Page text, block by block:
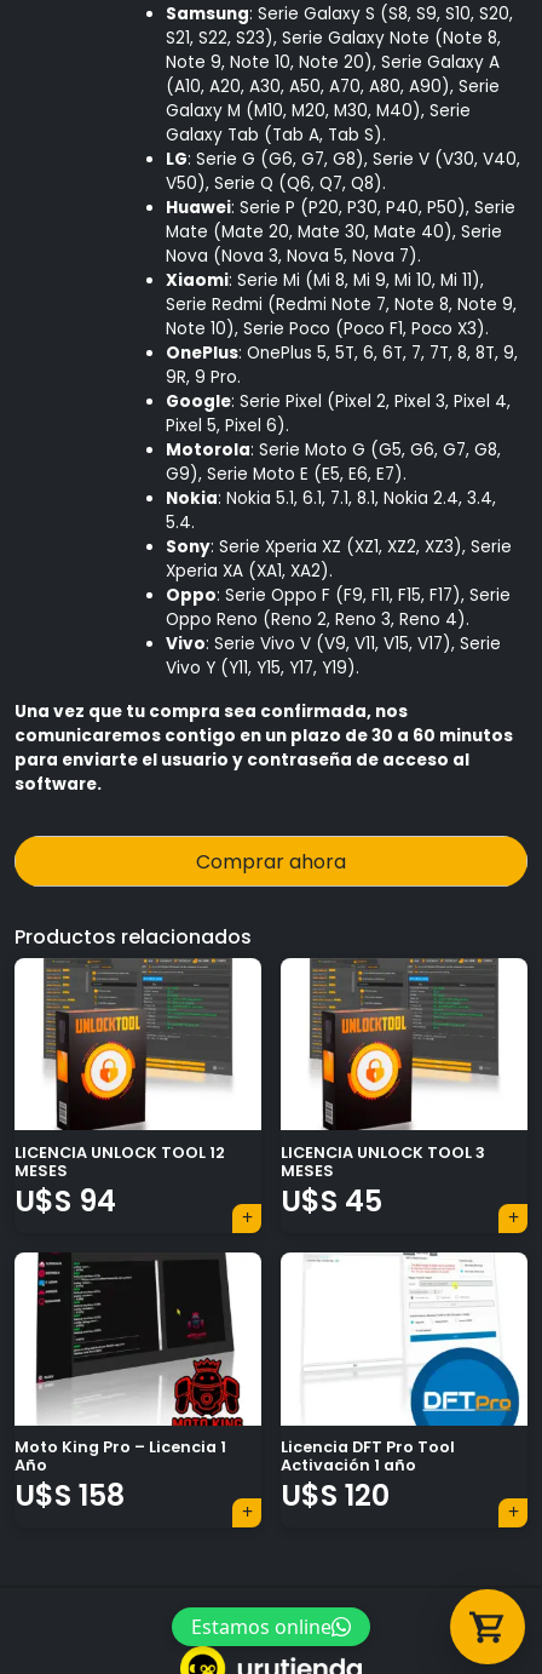
Samsung: Serie Galaxy S (S8, S9, S10, S20,
S21, S22, S23), Serie Galaxy Note (Note 8,
Note 9, Note 10, Note 20), Serie Galaxy A
(A10, A20, A30, A50, A70, A80, A90), Serie
Galaxy M (M10, M20, M30, M40), Serie
Galaxy Tab (Tab A, Tab S).
LG: Serie G (G6, G7, G8), Serie V (V30, V40,
V50), Serie Q (Q6, Q7, Q8).
Huawei: Serie P (P20, P30, P40, P50), Serie
Mate (Mate 20, Mate 30, Mate 40), Serie
Nova (Nova 3, Nova 5, Nova 7).
Xiaomi: Serie Mi (Mi 8, Mi 9, Mi 10, Mi 11),
Serie Redmi (Redmi Note 7, Note 8, Note 9,
Note 10), Serie Poco (Poco F1, Poco X3).
OnePlus: OnePlus 5, 5T, 6, 6T, 7, 7T, 8, 8T, 9,
9R, 9 Pro.
Google: Serie Pixel (Pixel 2, Pixel 3, Pixel 4,
Pixel 5, Pixel 6).
Motorola: Serie Moto G (G5, G6, G7, G8,
G9), Serie Moto E (E5, E6, E7).
Nokia: Nokia 5.1, 6.1, 7.1, 8.1, Nokia 2.4, 3.4,
5.4.
Sony: Serie Xperia XZ (XZ1, XZ2, XZ3), Serie
Xperia XA (XA1, XA2).
Oppo: Serie Oppo F (F9, F11, F15, F17), Serie
Oppo Reno (Reno 2, Reno 3, Reno 4).
Vivo: Serie Vivo V (V9, V11, V15, V17), Serie
Vivo Y (Y11, Y15, Y17, Y19).
Una vez que tu compra sea confirmada, nos
comunicaremos contigo en un plazo de 30 a 60 minutos
para enviarte el usuario y contraseña de acceso al
software.
Comprar ahora
Productos relacionados
LICENCIA UNLOCK TOOL 12
MESES
U$S 94
LICENCIA UNLOCK TOOL 3
MESES
U$S 45
Moto King Pro – Licencia 1
Año
U$S 158
Licencia DFT Pro Tool
Activación 1 año
U$S 120
Navegación
Estamos online
×
Tu carrito está vacío.
Agregá un producto y aparecerá acá
automáticamente.